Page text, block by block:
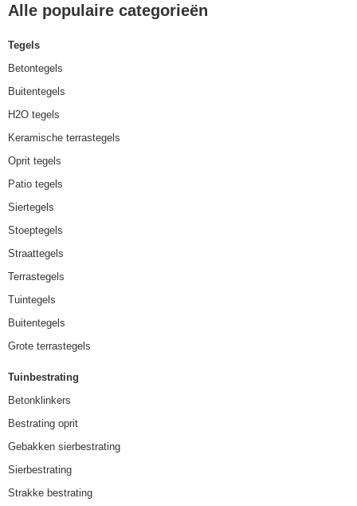
Alle populaire categorieën
Tegels
Betontegels
Buitentegels
H2O tegels
Keramische terrastegels
Oprit tegels
Patio tegels
Siertegels
Stoeptegels
Straattegels
Terrastegels
Tuintegels
Buitentegels
Grote terrastegels
Tuinbestrating
Betonklinkers
Bestrating oprit
Gebakken sierbestrating
Sierbestrating
Strakke bestrating